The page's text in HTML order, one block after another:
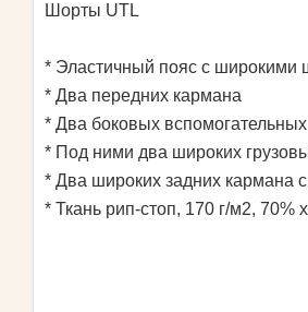
Шорты UTL
* Эластичный пояс с широкими
* Два передних кармана
* Два боковых
* Под ними два широких
* Два широких задних кармана
* Ткань рип-стоп, 170 г/м2, 70%